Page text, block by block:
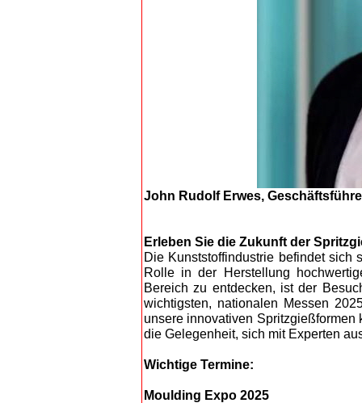
John Rudolf Erwes,
Erleben Sie die Zukunft der
Die Kunststoffindustrie befindet sich
Rolle in der Herstellung
Bereich zu entdecken, ist der
wichtigsten, nationalen Messen
unsere innovativen
die Gelegenheit, sich mit Experten
Wichtige Termine:
Moulding Expo 2025